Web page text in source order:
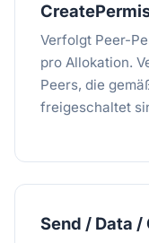
Verfolgt Peer-
pro Allokation.
Peers, die
freigeschaltet
Send / Data /